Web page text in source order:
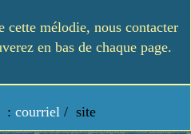
mélodie, nous contacter
en bas de chaque page.
: courriel / site